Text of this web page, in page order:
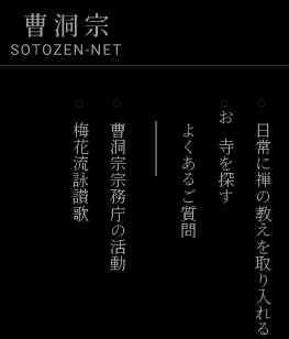
梅花流詠讃歌 曹洞宗宗務庁の活動 よくあるご質問 お寺を探す 日常に禅の教えを取り入れる